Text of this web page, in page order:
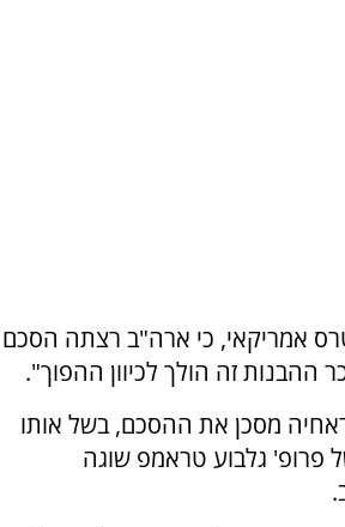
אמריקאי, כי ארה"ב רצתה הסכם
זה הולך לכיוון ההפוך".
מסכן את ההסכם, בשל אותו
פרופ' גלבוע טראמפ שוגה